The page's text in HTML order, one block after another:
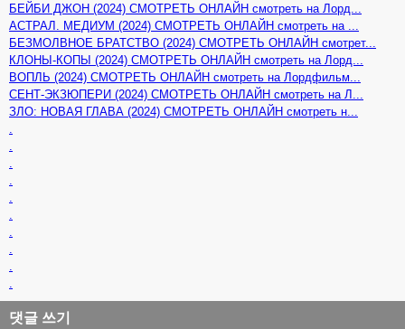
БЕЙБИ ДЖОН (2024) СМОТРЕТЬ ОНЛАЙН смотреть на Лорд...
АСТРАЛ. МЕДИУМ (2024) СМОТРЕТЬ ОНЛАЙН смотреть на ...
БЕЗМОЛВНОЕ БРАТСТВО (2024) СМОТРЕТЬ ОНЛАЙН смотрет...
КЛОНЫ-КОПЫ (2024) СМОТРЕТЬ ОНЛАЙН смотреть на Лорд...
ВОПЛЬ (2024) СМОТРЕТЬ ОНЛАЙН смотреть на Лордфильм...
СЕНТ-ЭКЗЮПЕРИ (2024) СМОТРЕТЬ ОНЛАЙН смотреть на Л...
ЗЛО: НОВАЯ ГЛАВА (2024) СМОТРЕТЬ ОНЛАЙН смотреть н...
댓글 쓰기